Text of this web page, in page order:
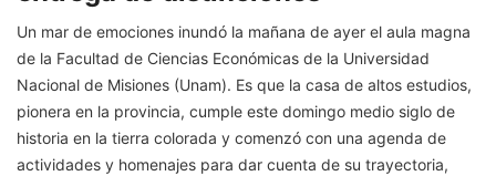
Un mar de emociones inundó la mañana de ayer el aula magna
de la Facultad de Ciencias Económicas de la Universidad
Nacional de Misiones (Unam). Es que la casa de altos estudios,
pionera en la provincia, cumple este domingo medio siglo de
historia en la tierra colorada y comenzó con una agenda de
actividades y homenajes para dar cuenta de su trayectoria,